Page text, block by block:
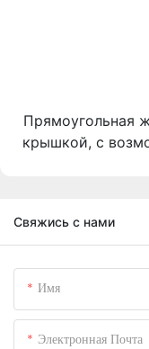
Прямоугольная
крышкой, с
Свяжись с нами
Имя
Электронная Почта